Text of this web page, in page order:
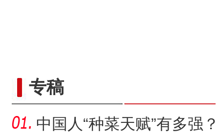
专稿
中国人“种菜天赋”有多强？